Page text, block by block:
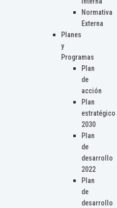
Normativa
Externa
Planes
y
Programas
Plan
de
acción
Plan
estratégico
2030
Plan
de
desarrollo
2022
Plan
de
desarrollo